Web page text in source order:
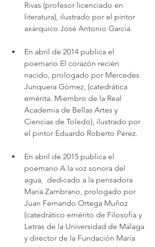
Rivas (profesor licenciado en
literatura), ilustrado por el pintor
axárquico José Antonio García.
En abril de 2014 publica el
poemario El corazón recién
nacido, prologado por Mercedes
Junquera Gómez, (catedrática
emérita. Miembro de la Real
Academia de Bellas Artes y
Ciencias de Toledo), ilustrado por
el pintor Eduardo Roberto Pérez.
En abril de 2015 publica el
poemario A la voz sonora del
agua,  dedicado a la pensadora
María Zambrano, prologado por
Juan Fernando Ortega Muñoz
(catedrático emérito de Filosofía y
Letras de la Universidad de Málaga
y director de la Fundación María